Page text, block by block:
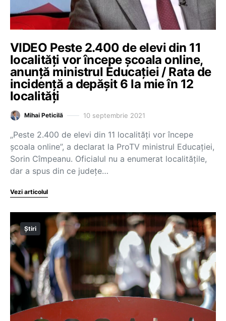
VIDEO Peste 2.400 de elevi din 11
localități vor începe școala online,
anunță ministrul Educației / Rata de
incidență a depășit 6 la mie în 12
localități
Mihai Peticilă 10 septembrie 2021
„Peste 2.400 de elevi din 11 localități vor începe
școala online”, a declarat la ProTV ministrul Educației,
Sorin Cîmpeanu. Oficialul nu a enumerat localitățile,
dar a spus din ce județe…
Vezi articolul
Știri